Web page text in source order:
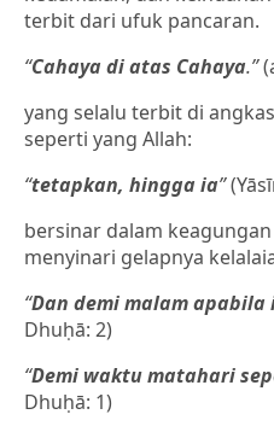
terbit dari ufuk pancaran.
“Cahaya di atas Cahaya.”
yang selalu terbit di
seperti yang Allah:
“tetapkan, hingga ia”
bersinar dalam
menyinari gelapnya
“Dan demi malam
Dhuḥā: 2)
“Demi waktu matahari
Dhuḥā: 1)